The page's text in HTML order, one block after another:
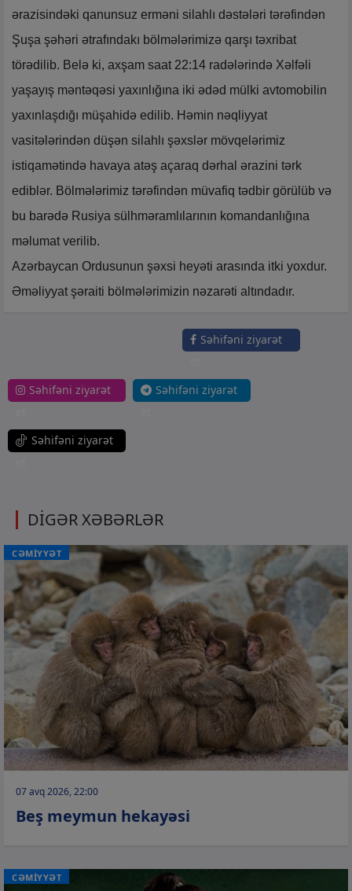
ərazisindəki qanunsuz erməni silahlı dəstələri tərəfindən
Şuşa şəhəri ətrafındakı bölmələrimizə qarşı təxribat
törədilib. Belə ki, axşam saat 22:14 radələrində Xəlfəli
yaşayış məntəqəsi yaxınlığına iki ədəd mülki avtomobilin
yaxınlaşdığı müşahidə edilib. Həmin nəqliyyat
vasitələrindən düşən silahlı şəxslər mövqelərimiz
istiqamətində havaya atəş açaraq dərhal ərazini tərk
ediblər. Bölmələrimiz tərəfindən müvafiq tədbir görülüb və
bu barədə Rusiya sülhməramlılarının komandanlığına
məlumat verilib.
Azərbaycan Ordusunun şəxsi heyəti arasında itki yoxdur.
Əməliyyat şəraiti bölmələrimizin nəzarəti altındadır.
Səhifəni ziyarət
Səhifəni ziyarət
Səhifəni ziyarət
Səhifəni ziyarət
DİGƏR XƏBƏRLƏR
CƏMİYYƏT
07 avq 2026, 22:00
Beş meymun hekayəsi
CƏMİYYƏT